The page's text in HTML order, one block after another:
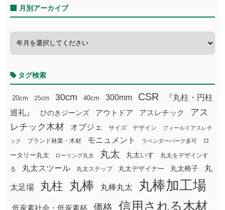
月別アーカイブ
タグ検索
20cm 25cm 30cm 40cm 300mm CSR
『丸柱・円柱
巡礼』
ひのきジーンズ アウトドア アスレチック
アス
レチック木材
オブジェ サイズ デザイン フィールドアスレチ
ック ブランド林業・木材 モニュメント ラベンダーパーク多可
ロ
ータリー丸太
ローリング丸太 丸太 丸太いす
丸太をデザインす
る
丸太スツール 丸太ステップ 丸太デザイナー 丸太椅子 丸
太足場 丸柱 丸棒 丸棒丸太 丸棒加工場
低炭素社会・低炭素杯 価格
信用される木材